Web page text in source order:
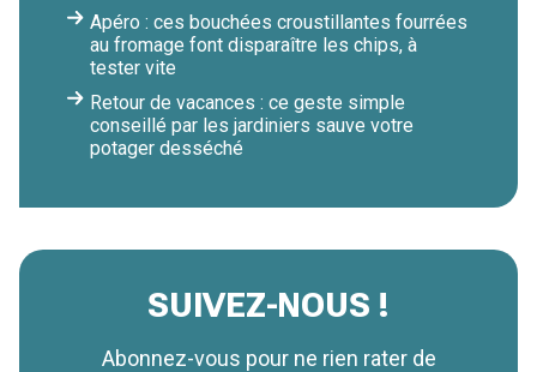
Apéro : ces bouchées croustillantes fourrées
au fromage font disparaître les chips, à
tester vite
Retour de vacances : ce geste simple
conseillé par les jardiniers sauve votre
potager desséché
SUIVEZ-NOUS !
Abonnez-vous pour ne rien rater de